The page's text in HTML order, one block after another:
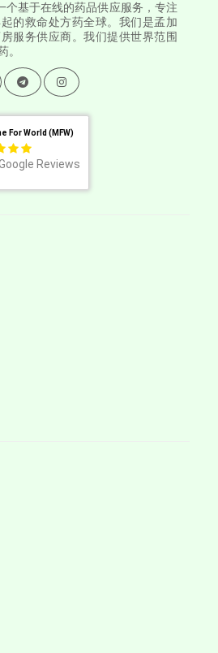
个基于在线的药品供应服务，专注
的救命处方药全球。我们是孟加
服务供应商。我们提供世界范围
。
For World (MFW)
Reviews